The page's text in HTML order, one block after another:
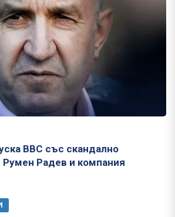
ВВС със скандално
Радев и компания